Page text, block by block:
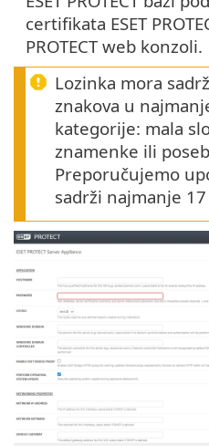
certifikata ESET
PROTECT web konzoli.
Lozinka mora
znakova u
kategorije: mala
znamenke ili
Preporučujemo
sadrži najmanje